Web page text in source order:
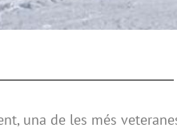
una de les més